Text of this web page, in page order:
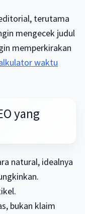
terutama
mengecek judul
memperkirakan
waktu
yang
natural, idealnya
bukan klaim